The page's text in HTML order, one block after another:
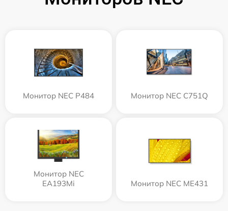
Монитор NEC P484 Монитор NEC C751Q
Монитор NEC
EA193Mi
Монитор NEC ME431